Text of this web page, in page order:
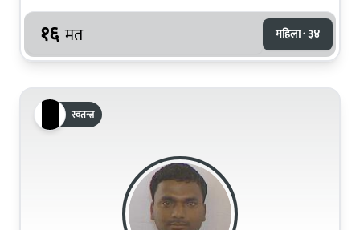
१६ मत महिला · ३४
स्वतन्त्र